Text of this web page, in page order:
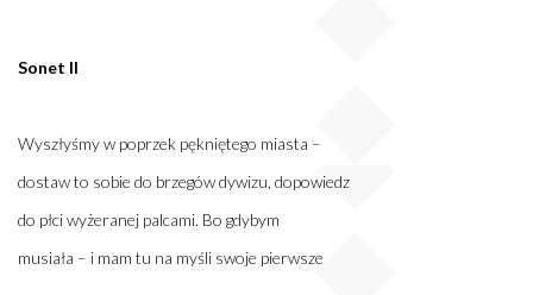
Sonet II
Wyszłyśmy w poprzek pękniętego miasta –
dostaw to sobie do brzegów dywizu, dopowiedz
do płci wyżeranej palcami. Bo gdybym
musiała – i mam tu na myśli swoje pierwsze